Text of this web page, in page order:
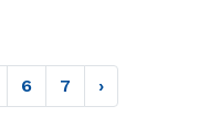
6 7 ›